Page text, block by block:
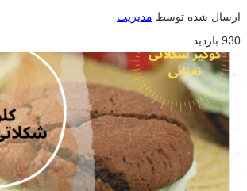
ارسال شده توسط مدیریت
930 بازدید